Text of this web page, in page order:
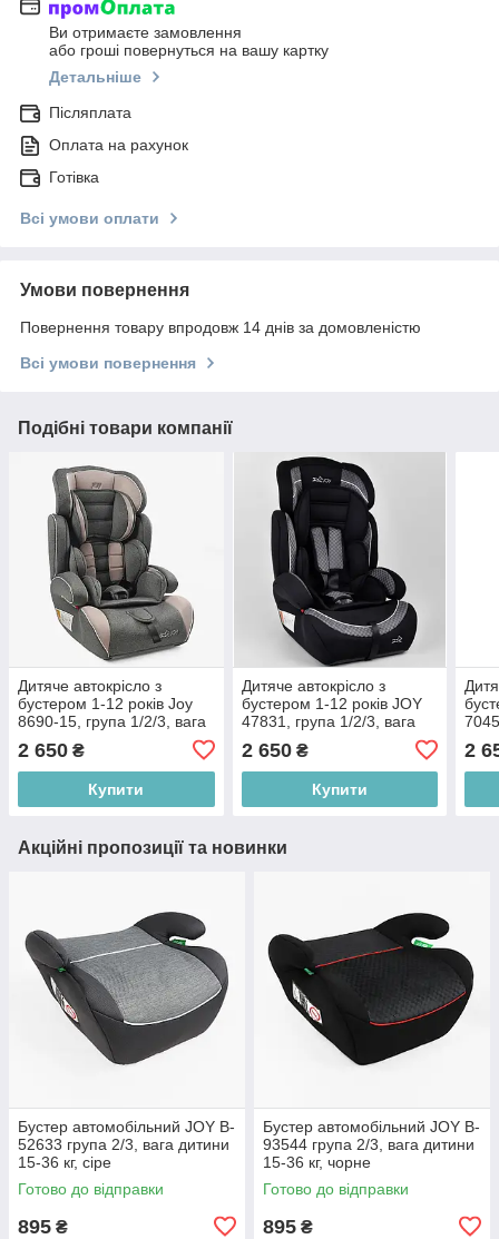
Ви отримаєте замовлення
або гроші повернуться на вашу картку
Детальніше
Післяплата
Оплата на рахунок
Готівка
Всі умови оплати
Умови повернення
Повернення товару впродовж 14 днів за домовленістю
Всі умови повернення
Подібні товари компанії
Дитяче автокрісло з
бустером 1-12 років Joy
8690-15, група 1/2/3, вага
рожевий
2 650 ₴
Купити
Дитяче автокрісло з
бустером 1-12 років JOY
47831, група 1/2/3, вага
2 650₴
Купити
2
Акційні пропозиції та новинки
Бустер автомобільний JOY B-
52633 група 2/3, вага дитини
15-36 кг, сіре
Готово до відправки
895 ₴
Бустер автомобільний JOY B-
93544 група 2/3, вага дитини
15-36 кг, чорне
Готово до відправки
895 ₴